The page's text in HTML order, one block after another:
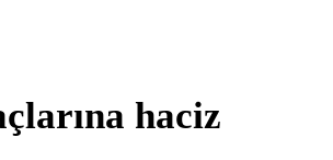
haciz